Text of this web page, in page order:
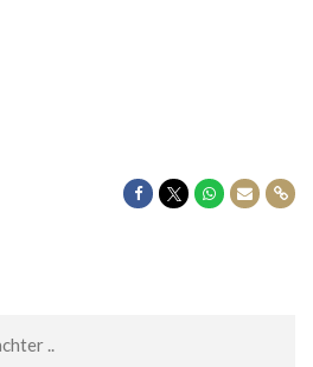
Delen op Facebook
Delen op Twitter
Delen op
Delen